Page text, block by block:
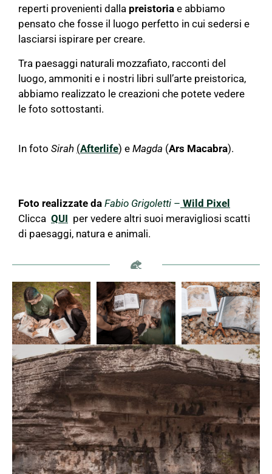
reperti provenienti dalla preistoria e abbiamo
pensato che fosse il luogo perfetto in cui sedersi e
lasciarsi ispirare per creare.
Tra paesaggi naturali mozzafiato, racconti del
luogo, ammoniti e i nostri libri sull’arte preistorica,
abbiamo realizzato le creazioni che potete vedere
le foto sottostanti.
In foto Sirah (Afterlife) e Magda (Ars Macabra).
Foto realizzate da Fabio Grigoletti – Wild Pixel
Clicca QUI per vedere altri suoi meravigliosi scatti
di paesaggi, natura e animali.